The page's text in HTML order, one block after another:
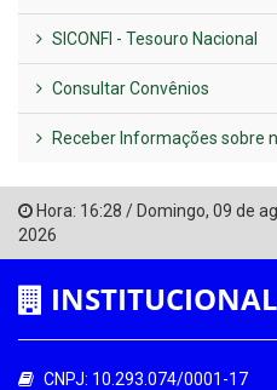
SICONFI - Tesouro Nacional
Consultar Convênios
Receber Informações sobre
Hora: 16:28 / Domingo, 09 de
2026
INSTITUCIONAL
CNPJ: 10.293.074/0001-17